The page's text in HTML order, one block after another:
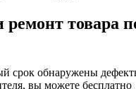
ремонт товара
срок обнаружены
вы можете бесплатно